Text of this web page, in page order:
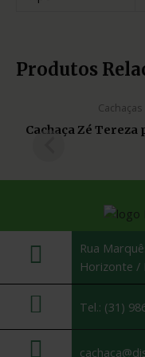
Produtos
Cachaças
Cachaça Zé Tereza
Rua
Horizonte /
Tel.: (31)